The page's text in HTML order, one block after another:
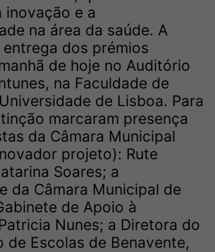
inovação e a
na área da saúde. A
dos prémios
de hoje no Auditório
na Faculdade de
de Lisboa. Para
marcaram presença
da Câmara Municipal
projeto): Rute
Soares; a
da Câmara Municipal de
de Apoio à
Nunes; a Diretora do
de Escolas de Benavente,